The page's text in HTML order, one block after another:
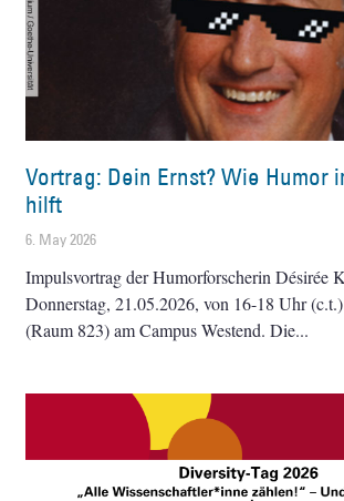
Vortrag: Dein Ernst? Wie Humor
hilft
6. May 2026
Impulsvortrag der Humorforscherin Désirée
Donnerstag, 21.05.2026, von 16-18 Uhr
(Raum 823) am Campus Westend. Die